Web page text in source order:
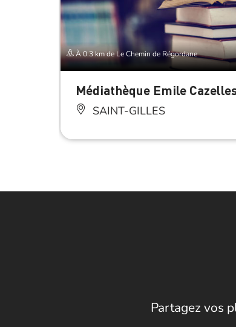
À 0.3 km de Le Chemin de Régordane
Médiathèque Emile
SAINT-GILLES
Partagez vos